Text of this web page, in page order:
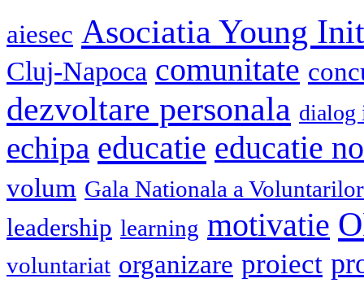
aiesec Asociatia Young
Cluj-Napoca comunitate
dezvoltare personala dialog
echipa educatie educatie
volum Gala Nationala a Voluntarilor
leadership learning motivatie
voluntariat organizare proiect